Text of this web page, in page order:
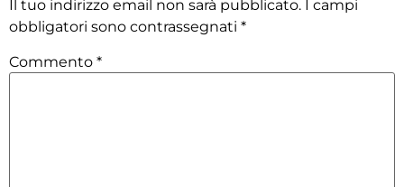
Il tuo indirizzo email non sarà pubblicato. I campi
obbligatori sono contrassegnati *
Commento *